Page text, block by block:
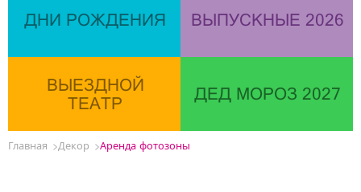
ДНИ РОЖДЕНИЯ ВЫПУСКНЫЕ 2026
ВЫЕЗДНОЙ
ТЕАТР
ДЕД МОРОЗ 2027
Главная Декор Аренда фотозоны